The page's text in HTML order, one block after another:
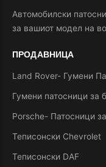
Автомобилски
за вашиот модел на
ПРОДАВНИЦА
Land Rover- Гумени
Гумени патосници за
Porsche- Патосници
Теписонски Chevrolet
Теписонски DAF